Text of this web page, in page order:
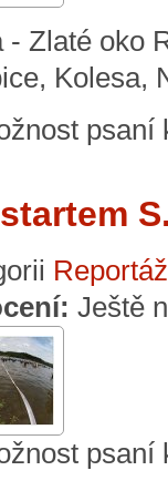
- Zlaté oko
Kolesa,
Reportáž
Ještě